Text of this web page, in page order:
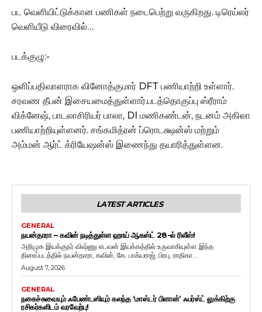
பட வெளியிட்டுக்கான பணிகள் நடைபெற்று வருகிறது. டிரெய்லர்
வெளியீடு விரைவில்…
படக்குழு:-
ஒளிப்பதிவாளராக வினோத்குமார் DFT பணியாற்றி உள்ளார்.
சரவண தீபன் இசையமைத்துள்ளார்.படத்தொகுப்பு ஸ்ரீராம்
விக்னேஷ், பாடலாசிரியர் பாலா, DI மணிகண்டன், நடனம் அகிலா
பணியாற்றியுள்ளனர். சங்கமித்ரன் ப்ரொடக்ஷன்ஸ் மற்றும்
அம்மன் ஆர்ட் க்ரியேஷன்ஸ் இணைந்து தயாரித்துள்ளன.
LATEST ARTICLES
GENERAL
நயன்தாரா – கவின் நடித்துள்ள ஹாய் ஆகஸ்ட் 28-ல் ரிலீஸ்!
அறிமுக இயக்குநர் விஷ்ணு எடவன் இயக்கத்தில் உருவாகியுள்ள இந்த
திரைப்படத்தில் நயன்தாரா, கவின், கே. பாக்யராஜ், பிரபு, ராதிகா...
August 7, 2026
GENERAL
நகைச்சுவையும் ஃபேண்டஸியும் கலந்த ‘மாஸ்டர் பிளான்’ ஃபர்ஸ்ட் லுக்கிற்கு
ரசிகர்களிடம் வரவேற்பு!